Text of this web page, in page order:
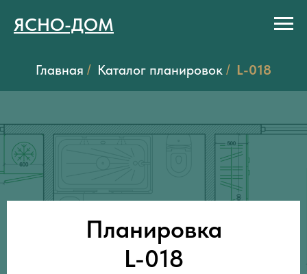
ЯСНО-ДОМ
Главная / Каталог планировок / L-018
Планировка
L-018